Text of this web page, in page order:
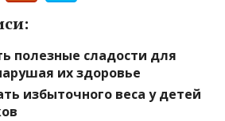
полезные сладости для
их здоровье
избыточного веса у детей